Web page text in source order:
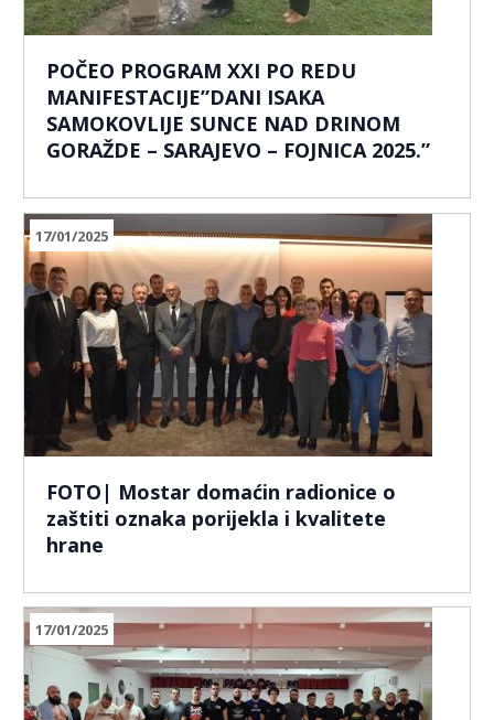
POČEO PROGRAM XXI PO REDU
MANIFESTACIJE”DANI ISAKA
SAMOKOVLIJE SUNCE NAD DRINOM
GORAŽDE – SARAJEVO – FOJNICA 2025.”
17/01/2025
FOTO| Mostar domaćin radionice o
zaštiti oznaka porijekla i kvalitete
hrane
17/01/2025